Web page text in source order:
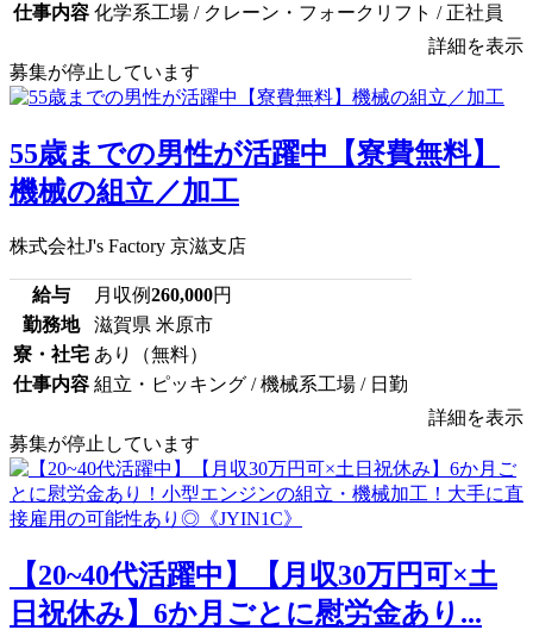
仕事内容 化学系工場 / クレーン・フォークリフト / 正社員
詳細を表示
募集が停止しています
55歳までの男性が活躍中【寮費無料】
機械の組立／加工
株式会社J's Factory 京滋支店
給与 月収例260,000円
勤務地
滋賀県 米原市
寮・社宅 あり（無料）
仕事内容 組立・ピッキング / 機械系工場 / 日勤
詳細を表示
募集が停止しています
【20~40代活躍中】【月収30万円可×土
日祝休み】6か月ごとに慰労金あり...